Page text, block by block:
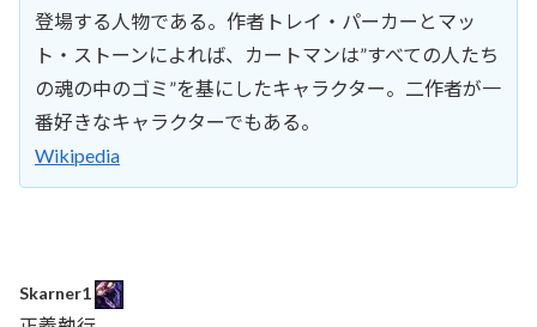
登場する人物である。作者トレイ・パーカーとマッ
ト・ストーンによれば、カートマンは”すべての人たち
の魂の中のゴミ”を基にしたキャラクター。二作者が一
番好きなキャラクターでもある。
Wikipedia
Skarner1